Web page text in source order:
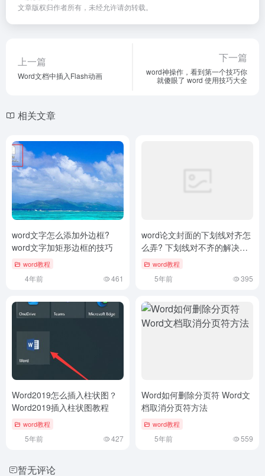
文章版权归作者所有，未经允许请勿转载。
上一篇
Word文档中插入Flash动画
下一篇
word神操作，看到第一个技巧你
就傻眼了 word 使用技巧大全
相关文章
word文字怎么添加外边框?
word文字加矩形边框的技巧
word教程
4年前 461
word论文封面的下划线对齐怎
么弄? 下划线对不齐的解决办
法 word教程
5年前 395
Word2019怎么插入柱状图？
Word2019插入柱状图教程
word教程
5年前 427
Word如何删除分页符 Word文
档取消分页符方法
word教程
5年前 559
暂无评论